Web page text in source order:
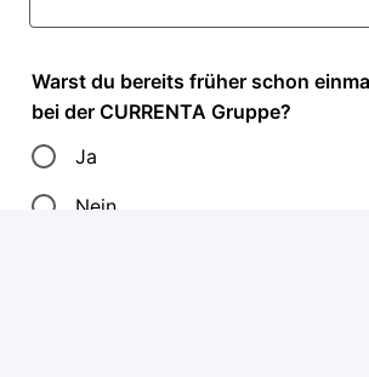
Warst du bereits früher schon
bei der CURRENTA Gruppe?
Ja
Nein